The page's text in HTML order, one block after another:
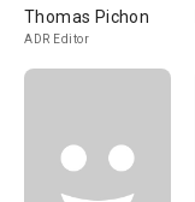
Thomas Pichon
ADR Editor